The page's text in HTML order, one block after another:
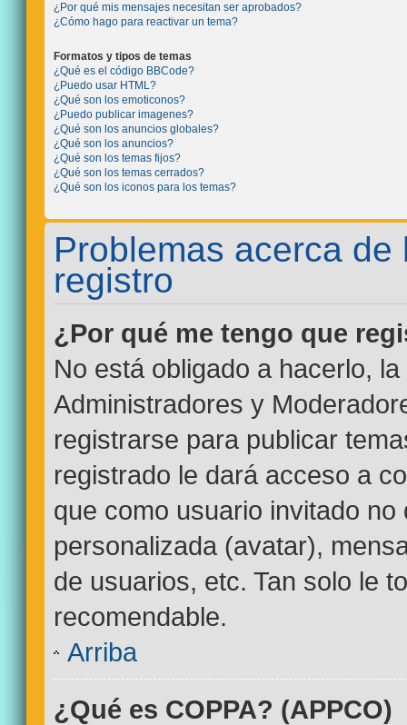
¿Por qué mis mensajes necesitan ser aprobados?
¿Cómo hago para reactivar un tema?
Formatos y tipos de temas
¿Qué es el código BBCode?
¿Puedo usar HTML?
¿Qué son los emoticonos?
¿Puedo publicar imagenes?
¿Qué son los anuncios globales?
¿Qué son los anuncios?
¿Qué son los temas fijos?
¿Qué son los temas cerrados?
¿Qué son los iconos para los temas?
Problemas acerca
registro
¿Por qué me tengo que
No está obligado a hacerlo,
Administradores y
registrarse para publicar
registrado le dará acceso a
que como usuario invitado
personalizada (avatar),
de usuarios, etc. Tan solo le
recomendable.
Arriba
¿Qué es COPPA? (APPCO)